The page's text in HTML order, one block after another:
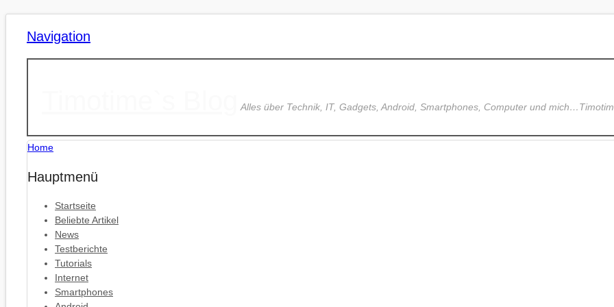
Navigation
Alles über Technik, IT, Gadgets, Android, Smartphones, Computer und
Home
Hauptmenü
Startseite
Beliebte Artikel
News
Testberichte
Tutorials
Internet
Smartphones